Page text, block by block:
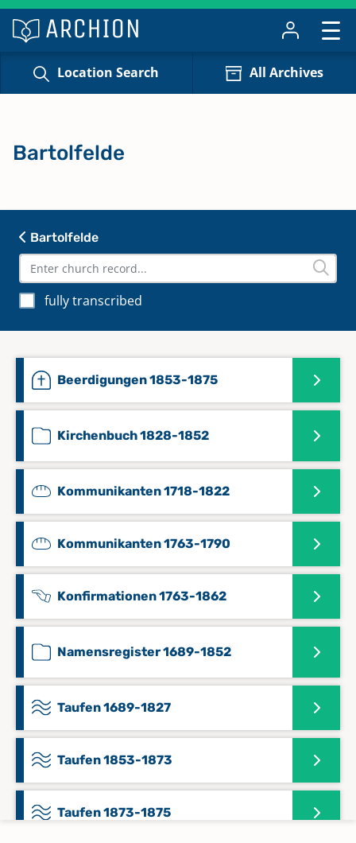
Location Search All Archives
Bartolfelde
fully transcribed
Beerdigungen 1853-1875
Kirchenbuch 1828-1852
Kommunikanten 1718-1822
Kommunikanten 1763-1790
Konfirmationen 1763-1862
Namensregister 1689-1852
Taufen 1689-1827
Taufen 1853-1873
Taufen 1873-1875
Bartolfelde